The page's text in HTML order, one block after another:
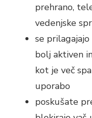
prehrano,
vedenjske
se
bolj aktiven
kot je več
uporabo
poskušate